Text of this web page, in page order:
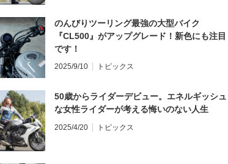
のんびりツーリング最強の大型バイク
『CL500』がアップグレード！新色にも注目
です！
2025/9/10 トピックス
50歳からライダーデビュー。エネルギッシュ
な女性ライダーが考える悔いのない人生
2025/4/20 トピックス